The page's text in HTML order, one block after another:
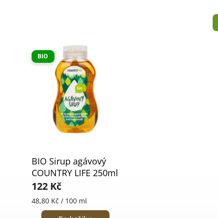
BIO
BIO Sirup agávový
COUNTRY LIFE 250ml
122 Kč
48,80 Kč / 100 ml